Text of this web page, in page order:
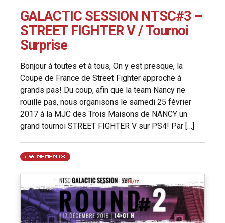
GALACTIC SESSION NTSC#3 –
STREET FIGHTER V / Tournoi
Surprise
Bonjour à toutes et à tous, On y est presque, la
Coupe de France de Street Fighter approche à
grands pas! Du coup, afin que la team Nancy ne
rouille pas, nous organisons le samedi 25 février
2017 à la MJC des Trois Maisons de NANCY un
grand tournoi STREET FIGHTER V sur PS4! Par […]
ÉVÉNEMENTS